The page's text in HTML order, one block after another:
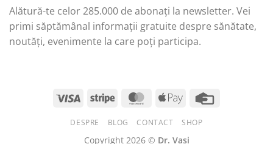
Alătură-te celor 285.000 de abonați la newsletter. Vei
primi săptămânal informații gratuite despre sănătate,
noutăți, evenimente la care poți participa.
DESPRE BLOG CONTACT SHOP
Copyright 2026 © Dr. Vasi